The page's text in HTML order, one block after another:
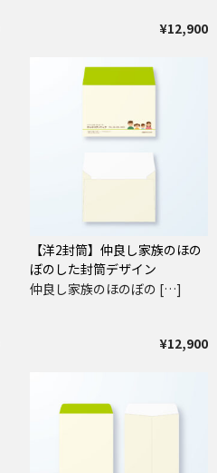
¥12,900
【洋2封筒】仲良し家族のほの
ぼのした封筒デザイン
仲良し家族のほのぼの […]
¥12,900